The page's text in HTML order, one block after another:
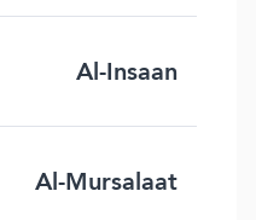
Al-Insaan
Al-Mursalaat